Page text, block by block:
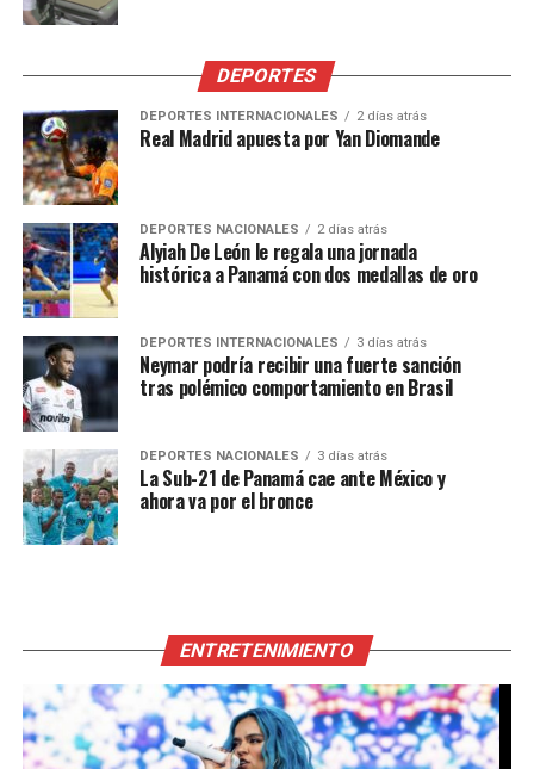
DEPORTES
DEPORTES INTERNACIONALES 2 días atrás
Real Madrid apuesta por Yan Diomande
DEPORTES NACIONALES 2 días atrás
Alyiah De León le regala una jornada
histórica a Panamá con dos medallas de oro
DEPORTES INTERNACIONALES 3 días atrás
Neymar podría recibir una fuerte sanción
tras polémico comportamiento en Brasil
DEPORTES NACIONALES 3 días atrás
La Sub-21 de Panamá cae ante México y
ahora va por el bronce
ENTRETENIMIENTO